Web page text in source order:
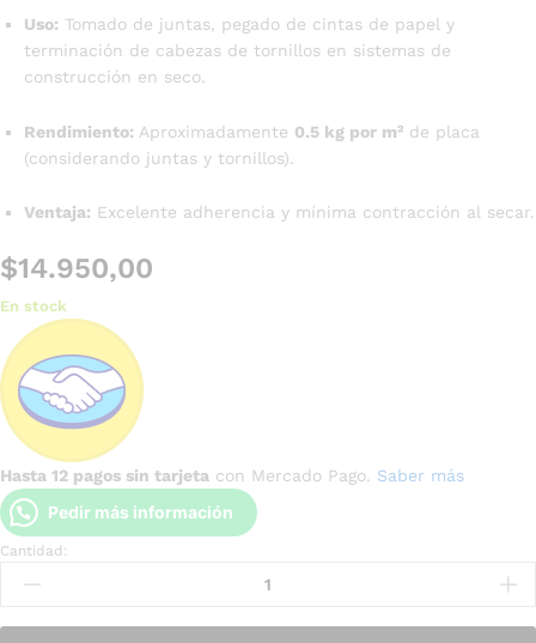
Uso: Tomado de juntas, pegado de cintas de papel y
terminación de cabezas de tornillos en sistemas de
construcción en seco.
Rendimiento: Aproximadamente 0.5 kg por m² de placa
(considerando juntas y tornillos).
Ventaja: Excelente adherencia y mínima contracción al secar.
$14.950,00
En stock
Hasta 12 pagos sin tarjeta con Mercado Pago. Saber más
Pedir más información
Cantidad: